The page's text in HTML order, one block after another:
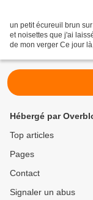
un petit écureuil brun
et noisettes que j'ai
de mon verger Ce jour
Hébergé par
Top articles
Pages
Contact
Signaler un abus